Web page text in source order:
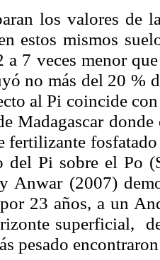
los valores de
estos mismos
a 7 veces menor
no más del 20 %
al Pi coincide
Madagascar
fertilizante
del Pi sobre el Po
Anwar (2007)
23 años, a un
superficial,
pesado